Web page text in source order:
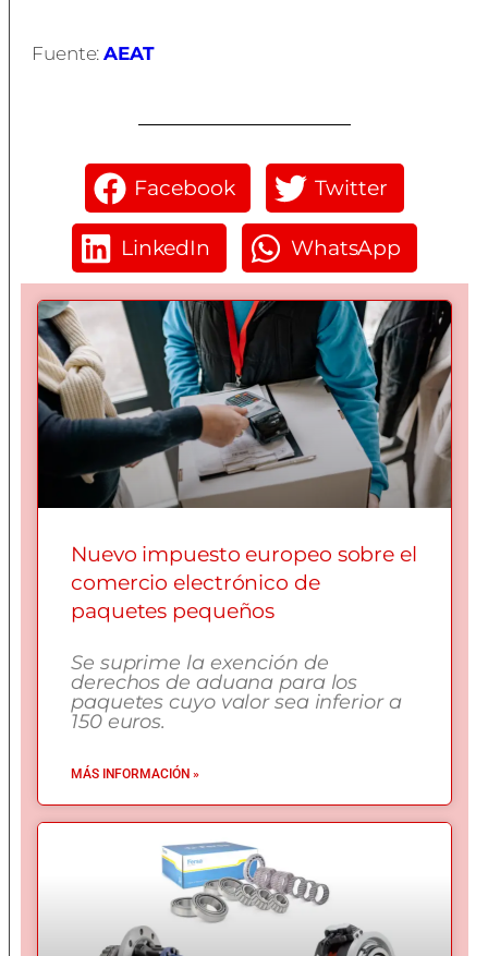
Fuente:AEAT
Facebook Twitter
LinkedIn WhatsApp
Nuevo impuesto europeo sobre el
comercio electrónico de
paquetes pequeños
Se suprime la exención de
derechos de aduana para los
paquetes cuyo valor sea inferior a
150 euros.
MÁS INFORMACIÓN »